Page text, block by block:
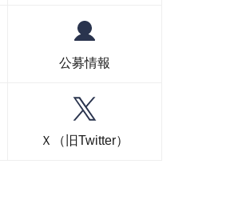
公募情報
Ｘ（旧Twitter）